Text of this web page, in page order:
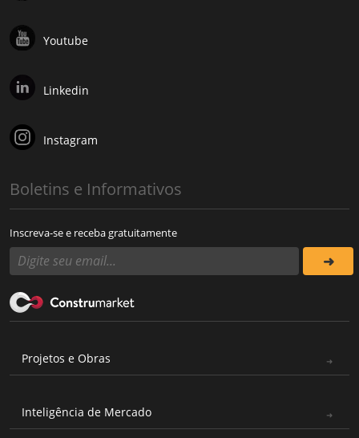
Youtube
Linkedin
Instagram
Boletins e Informativos
Inscreva-se e receba gratuitamente
Projetos e Obras
Inteligência de Mercado